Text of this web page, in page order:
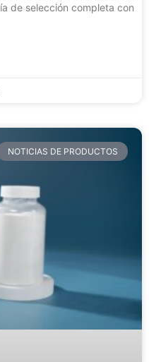
de selección completa con
NOTICIAS DE PRODUCTOS